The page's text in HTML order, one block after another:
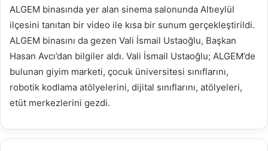
ALGEM binasında yer alan sinema salonunda Altıeylül
ilçesini tanıtan bir video ile kısa bir sunum gerçekleştirildi.
ALGEM binasını da gezen Vali İsmail Ustaoğlu, Başkan
Hasan Avcı’dan bilgiler aldı. Vali İsmail Ustaoğlu; ALGEM’de
bulunan giyim marketi, çocuk üniversitesi sınıflarını,
robotik kodlama atölyelerini, dijital sınıflarını, atölyeleri,
etüt merkezlerini gezdi.